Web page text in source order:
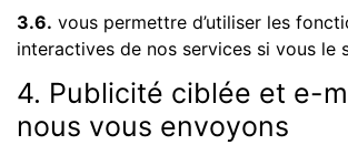
3.6. vous permettre d’utiliser les
interactives de nos services si vous le
4. Publicité ciblée et e-
nous vous envoyons